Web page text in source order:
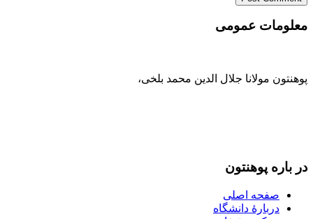
معلومات عمومی
پوهنتون مولانا جلال الدین محمد بلخی،
در باره‌ پوهنتون
صفحه اصلی
دربارۀ‌ دانشگاه